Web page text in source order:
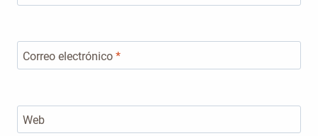
Correo electrónico *
Web